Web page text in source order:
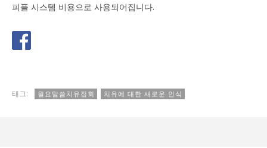
피플 시스템 비용으로 사용되어집니다.
태그: 월요말씀치유집회 치유에 대한 새로운 인식